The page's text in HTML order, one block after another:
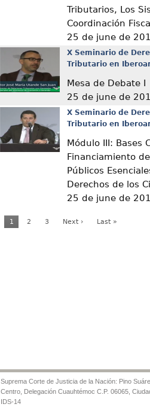
Tributarios, Los
Coordinación
25 de june de
X Seminario de
Tributario en
Mesa de Debate I
25 de june de
X Seminario de
Tributario en
Módulo III: Bases
Financiamiento
Públicos
Derechos de los
25 de june de
1 2 3 Next › Last »
Suprema Corte de Justicia de la Nación: Pino
Centro, Delegación Cuauhtémoc C.P. 06065,
IDS-14